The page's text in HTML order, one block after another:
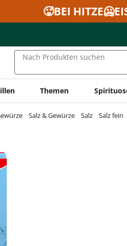
🥵BEI
Nach Produkten suchen
Themen
Salz & Gewürze Salz Salz fein